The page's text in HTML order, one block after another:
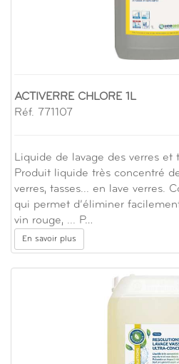
ACTIVERRE CHLORE 1L
Réf. 771107
Liquide de lavage des verres et
Produit liquide très concentré
verres, tasses... en lave verres.
qui permet d’éliminer
vin rouge, ... P…
En savoir plus